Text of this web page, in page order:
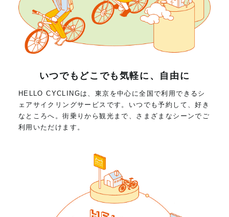
いつでもどこでも気軽に、自由に
HELLO CYCLINGは、東京を中心に全国で利用できるシ
ェアサイクリングサービスです。いつでも予約して、好き
なところへ。街乗りから観光まで、さまざまなシーンでご
利用いただけます。